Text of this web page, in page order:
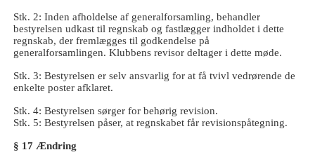
Stk. 2: Inden afholdelse af generalforsamling, behandler
bestyrelsen udkast til regnskab og fastlægger indholdet i dette
regnskab, der fremlægges til godkendelse på
generalforsamlingen. Klubbens revisor deltager i dette møde.
Stk. 3: Bestyrelsen er selv ansvarlig for at få tvivl vedrørende de
enkelte poster afklaret.
Stk. 4: Bestyrelsen sørger for behørig revision.
Stk. 5: Bestyrelsen påser, at regnskabet får revisionspåtegning.
§ 17 Ændring